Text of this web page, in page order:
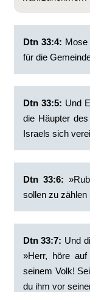
Dtn 33:4: ‭Mose
für die
Dtn 33:5: ‭Und
die Häupter
Israels sich
Dtn 33:6:
sollen zu zählen
Dtn 33:7: ‭Und
»Herr, höre
seinem Volk!
du ihm vor